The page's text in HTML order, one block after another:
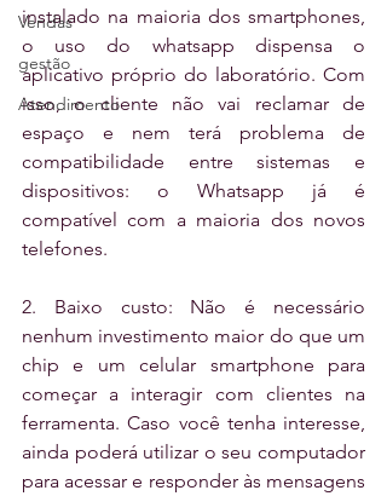
Vendas
gestão
Atendimento
instalado na maioria dos smartphones,
o uso do whatsapp dispensa o
aplicativo próprio do laboratório. Com
isso, o cliente não vai reclamar de
espaço e nem terá problema de
compatibilidade entre sistemas e
dispositivos: o Whatsapp já é
compatível com a maioria dos novos
telefones.
2. Baixo custo: Não é necessário
nenhum investimento maior do que um
chip e um celular smartphone para
começar a interagir com clientes na
ferramenta. Caso você tenha interesse,
ainda poderá utilizar o seu computador
para acessar e responder às mensagens